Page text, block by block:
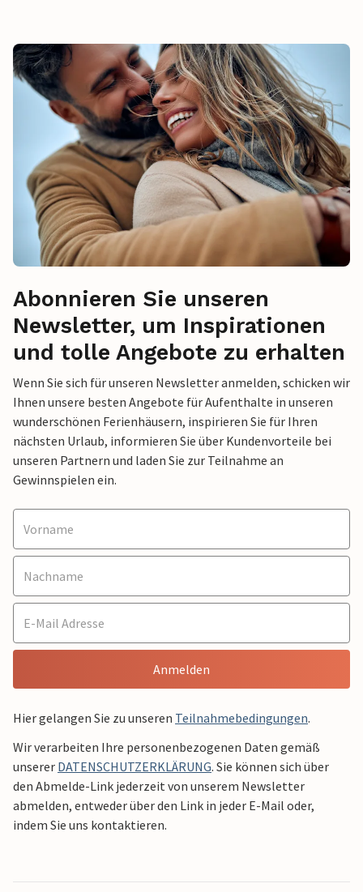
Abonnieren Sie unseren
Newsletter, um Inspirationen
und tolle Angebote zu erhalten
Wenn Sie sich für unseren Newsletter anmelden, schicken wir
Ihnen unsere besten Angebote für Aufenthalte in unseren
wunderschönen Ferienhäusern, inspirieren Sie für Ihren
nächsten Urlaub, informieren Sie über Kundenvorteile bei
unseren Partnern und laden Sie zur Teilnahme an
Gewinnspielen ein.
Anmelden
Hier gelangen Sie zu unseren Teilnahmebedingungen.
Wir verarbeiten Ihre personenbezogenen Daten gemäß
unserer DATENSCHUTZERKLÄRUNG. Sie können sich über
den Abmelde-Link jederzeit von unserem Newsletter
abmelden, entweder über den Link in jeder E-Mail oder,
indem Sie uns kontaktieren.